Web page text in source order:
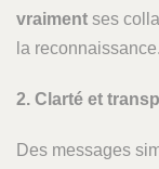
vraiment ses
la reconnaissance.
2. Clarté et
Des messages